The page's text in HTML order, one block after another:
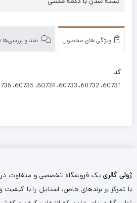
ویژگی های محصول نقد و بررسی‌ها
کد
60731، 60732، 60733، 60734، 60735، 60736
ژولی گالرییک فروشگاه تخصصی و متفاوت
با تمرکز بر برندهای خاص، استایل را با